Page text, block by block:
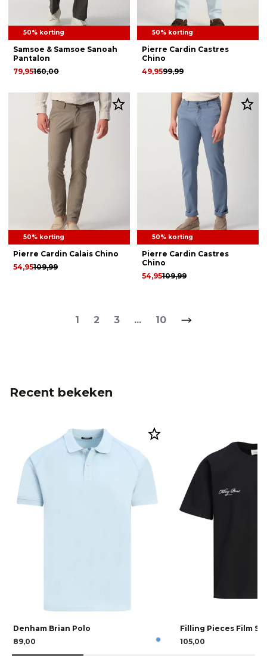
50% korting
Samsoe & Samsoe Sanoah
Pantalon
160,00
79,95
50% korting
Pierre Cardin Castres
Chino
99,99
49,95
50% korting
Pierre Cardin Calais Chino
109,99
54,95
50% korting
Pierre Cardin Castres
Chino
109,99
54,95
1 2 3 ... 10
Recent bekeken
Denham Brian Polo
89,00
Filling Pieces Film
105,00